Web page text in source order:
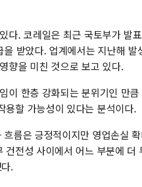
다. 코레일은 최근 국토부가 발
받았다. 업계에서는 지난해
향을 미친 것으로 보고 있다.
이 한층 강화되는 분위기인 만
용할 가능성이 있다는 분석이다.
름은 긍정적이지만 영업손실
전성 사이에서 어느 부분에 더
.